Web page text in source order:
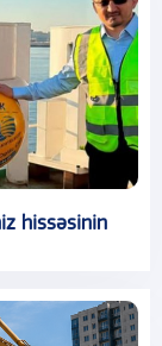
hissəsinin